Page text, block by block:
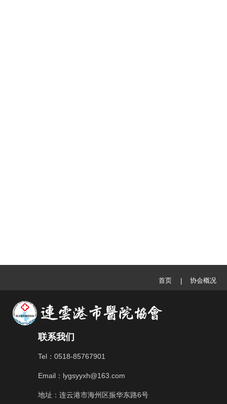
首页 协会概况
联系我们
Tel：0518-85767901
Email：lygsyyxh@163.com
地址：连云港市海州区振华东路6号